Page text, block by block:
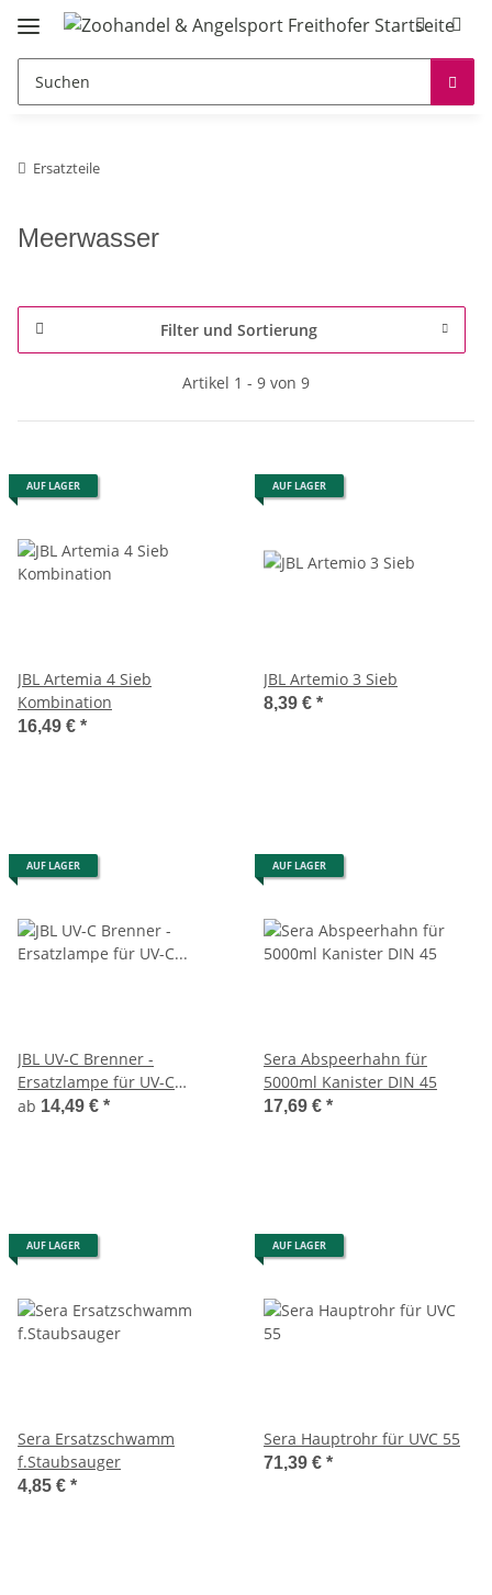
Ersatzteile
Meerwasser
Filter und Sortierung
Artikel 1 - 9 von 9
AUF LAGER
JBL Artemia 4 Sieb
Kombination
16,49 € *
AUF LAGER
JBL Artemio 3 Sieb
8,39 € *
AUF LAGER
JBL UV-C Brenner -
Ersatzlampe für UV-C
Wasserklärer.
ab 14,49 € *
AUF LAGER
Sera Abspeerhahn für
5000ml Kanister DIN 45
17,69 € *
AUF LAGER
Sera Ersatzschwamm
f.Staubsauger
4,85 € *
AUF LAGER
Sera Hauptrohr für UVC 55
71,39 € *